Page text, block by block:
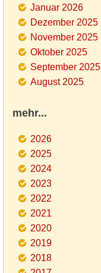
Januar 2026
Dezember 2025
November 2025
Oktober 2025
September 2025
August 2025
mehr...
2026
2025
2024
2023
2022
2021
2020
2019
2018